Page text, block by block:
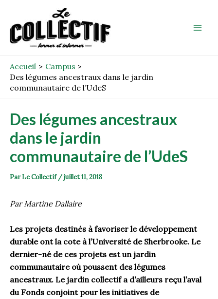
contenu
Accueil
Campus
Des légumes ancestraux dans le jardin
communautaire de l’UdeS
Des légumes ancestraux
dans le jardin
communautaire de l’UdeS
ParLe Collectif /juillet 11, 2018
Par Martine Dallaire
Les projets destinés à favoriser le développement
durable ont la cote à l’Université de Sherbrooke. Le
dernier-né de ces projets est un jardin
communautaire où poussent des légumes
ancestraux. Le jardin collectif a d’ailleurs reçu l’aval
du Fonds conjoint pour les initiatives de
navigation